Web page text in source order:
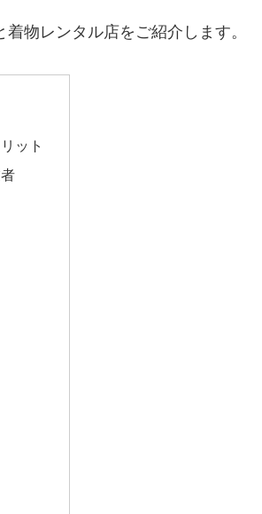
物レンタル店をご紹介します。
ット